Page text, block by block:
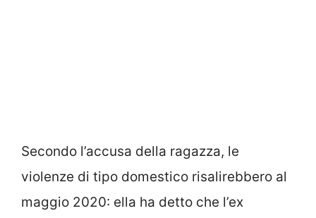
Secondo l’accusa della ragazza, le
violenze di tipo domestico risalirebbero al
maggio 2020: ella ha detto che l’ex